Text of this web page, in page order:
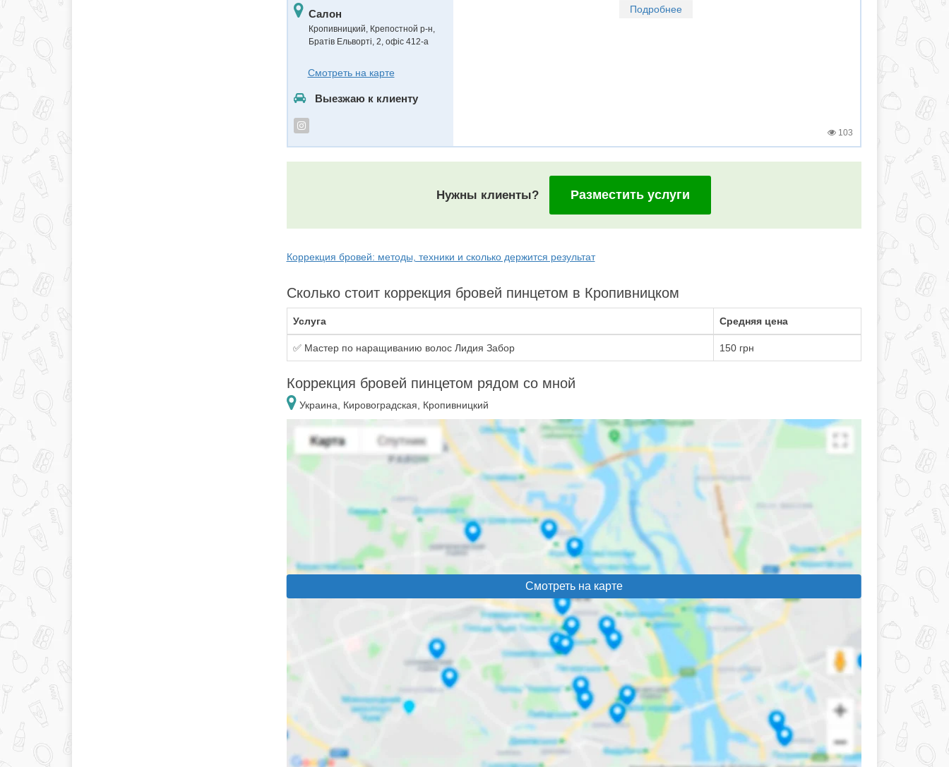
Салон
Кропивницкий, Крепостной р-н,
Братів Ельворті, 2, офіс 412-а
Смотреть на карте
Выезжаю к клиенту
Подробнее
103
Нужны клиенты? Разместить услуги
Коррекция бровей: методы, техники и сколько держится результат
Сколько стоит коррекция бровей пинцетом в Кропивницком
Услуга Средняя цена
✅ Мастер по наращиванию волос Лидия Забор 150 грн
Коррекция бровей пинцетом рядом со мной
Украина, Кировоградская, Кропивницкий
Смотреть на карте